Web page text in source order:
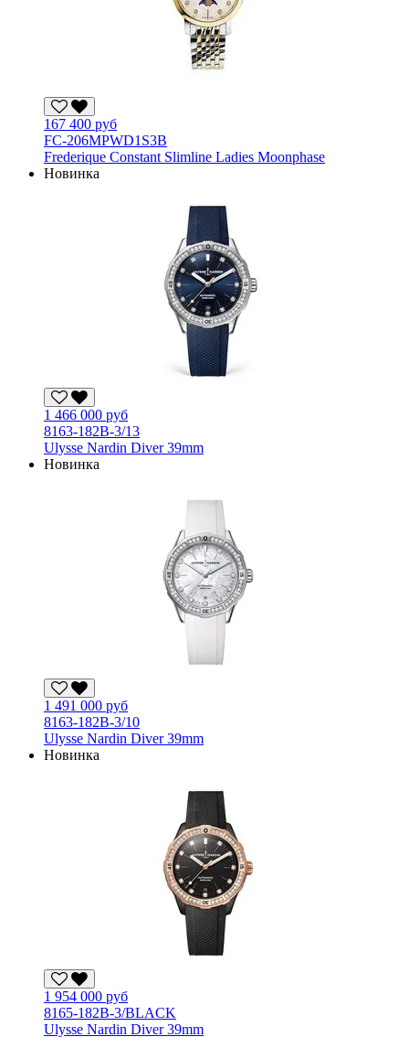
167 400 руб
FC-206MPWD1S3B
Frederique Constant Slimline Ladies Moonphase
Новинка
1 466 000 руб
8163-182B-3/13
Ulysse Nardin Diver 39mm
Новинка
1 491 000 руб
8163-182B-3/10
Ulysse Nardin Diver 39mm
Новинка
1 954 000 руб
8165-182B-3/BLACK
Ulysse Nardin Diver 39mm